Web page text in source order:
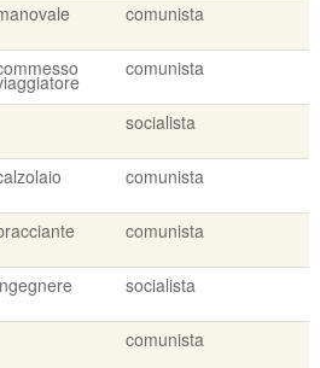
comunista
comunista
socialista
comunista
comunista
socialista
comunista